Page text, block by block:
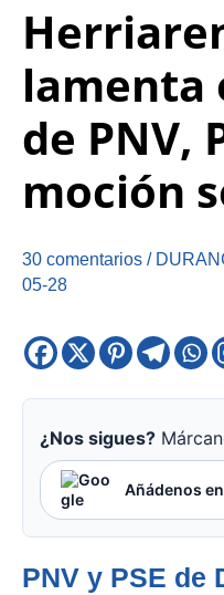
lamenta
de PNV,
moción
30 comentarios /
05-28
¿Nos sigues?
Añádenos
PNV y PSE de